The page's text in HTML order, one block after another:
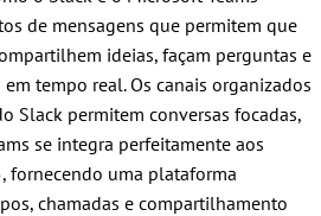
de mensagens que permitem que
ideias, façam perguntas e
tempo real. Os canais organizados
Slack permitem conversas focadas,
se integra perfeitamente aos
fornecendo uma plataforma
chamadas e compartilhamento